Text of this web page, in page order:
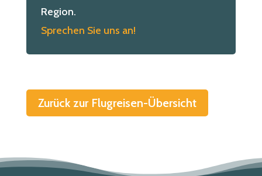
Region.
Sprechen Sie uns an!
Zurück zur Flugreisen-Übersicht